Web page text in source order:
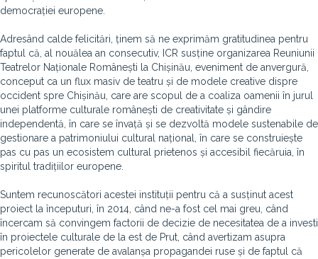
democrației europene.
Adresând calde felicitări, ținem să ne exprimăm gratitudinea pentru
faptul că, al nouălea an consecutiv, ICR susține organizarea Reuniunii
Teatrelor Naționale Românești la Chișinău, eveniment de anvergură,
conceput ca un flux masiv de teatru și de modele creative dispre
occident spre Chișinău, care are scopul de a coaliza oamenii în jurul
unei platforme culturale românești de creativitate și gândire
independentă, în care se învață și se dezvoltă modele sustenabile de
gestionare a patrimoniului cultural național, în care se construiește
pas cu pas un ecosistem cultural prietenos și accesibil fiecăruia, în
spiritul tradițiilor europene.
Suntem recunoscători acestei instituții pentru că a susținut acest
proiect la începuturi, în 2014, când ne-a fost cel mai greu, când
încercam să convingem factorii de decizie de necesitatea de a investi
în proiectele culturale de la est de Prut, când avertizam asupra
pericolelor generate de avalanșa propagandei ruse și de faptul că